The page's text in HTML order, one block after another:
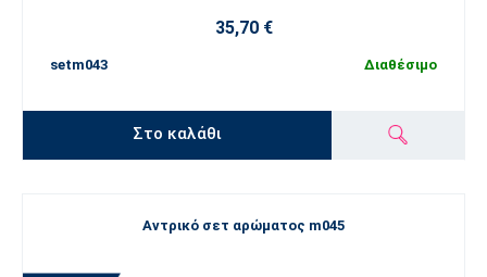
35,70 €
setm043 Διαθέσιμο
Στο καλάθι
Αντρικό σετ αρώματος m045